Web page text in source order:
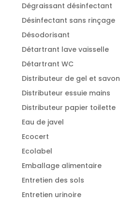
Dégraissant désinfectant
Désinfectant sans rinçage
Désodorisant
Détartrant lave vaisselle
Détartrant WC
Distributeur de gel et savon
Distributeur essuie mains
Distributeur papier toilette
Eau de javel
Ecocert
Ecolabel
Emballage alimentaire
Entretien des sols
Entretien urinoire